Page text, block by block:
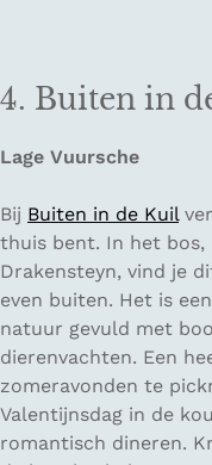
4. Buiten in
Lage Vuursche
Bij Buiten in de Kuil
thuis bent. In het bos,
Drakensteyn, vind je
even buiten. Het is
natuur gevuld met
dierenvachten. Een
zomeravonden te
Valentijnsdag in de
romantisch dineren.